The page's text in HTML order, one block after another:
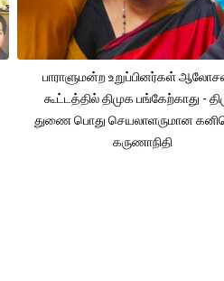
பாராளுமன்ற உறுப்பினர்கள்
கூட்டத்தில் திமுக பங்கேற்காது -
துணை பொது செயலாளருமான
கருணாநிதி